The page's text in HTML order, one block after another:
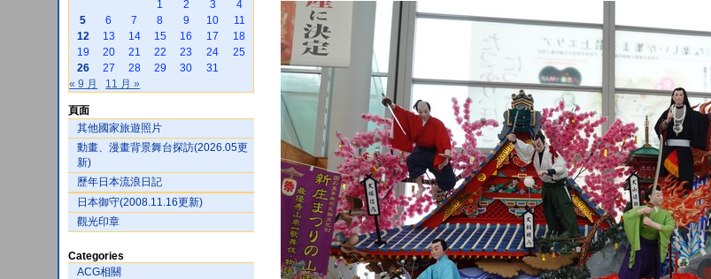
1 2 3
4
5
6 7 8 9 10
11
12
13 14 15 16 17
18
19
20 21 22 23 24
25
26
27 28 29 30
31
« 9 月
11 月 »
頁面
其他國家旅遊照片
動畫、漫畫背景舞台探訪(2026.05更
新)
歷年日本流浪日記
日本御守(2008.11.16更新)
觀光印章
Categories
ACG相關